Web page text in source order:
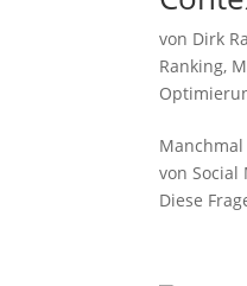
von Dirk
Ranking,
von
Diese